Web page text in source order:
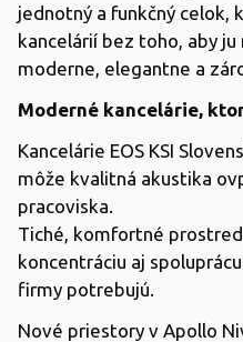
jednotný a funkčný celok,
kancelárií bez toho, aby
moderne, elegantne a
Moderné kancelárie,
Kancelárie EOS KSI
môže kvalitná akustika
pracoviska.
Tiché, komfortné
koncentráciu aj
firmy potrebujú.
Nové priestory v Apollo